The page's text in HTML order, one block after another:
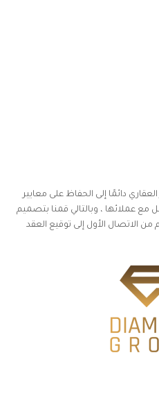
دائمًا إلى الحفاظ على معايير
مع عملائها ، وبالتالي قمنا بتصميم
من الاتصال الأول إلى توقيع العقد